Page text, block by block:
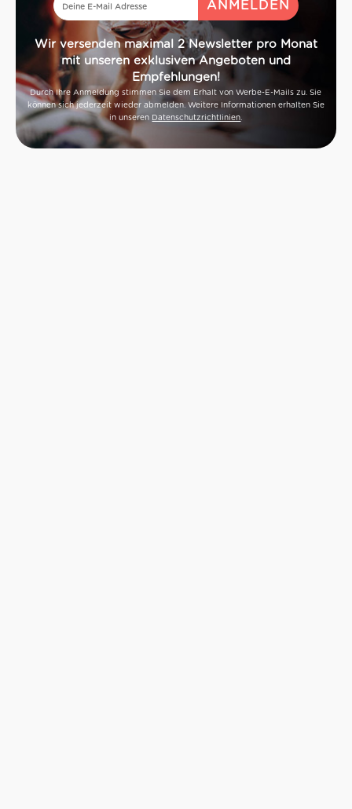
Wir versenden maximal 2 Newsletter pro Monat
mit unseren exklusiven Angeboten und
Empfehlungen!
Durch Ihre Anmeldung stimmen Sie dem Erhalt von Werbe-E-Mails zu. Sie
können sich jederzeit wieder abmelden. Weitere Informationen erhalten Sie
in unseren Datenschutzrichtlinien